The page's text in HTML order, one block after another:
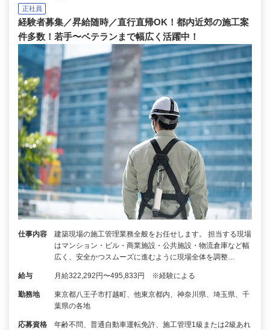
正社員
経験者募集／昇給随時／直行直帰OK！都内近郊の施工案
件多数！若手〜ベテランまで幅広く活躍中！
仕事内容
建築現場の施工管理業務全般をお任せします。 担当する現場
はマンション・ビル・商業施設・公共施設・物流倉庫など幅
広く、安全かつスムーズに進むように現場全体を調整…
給与 月給322,292円〜495,833円 ※経験による
勤務地
東京都八王子市打越町、他東京都内、神奈川県、埼玉県、千
葉県の各地
応募資格
年齢不問、普通自動車運転免許、施工管理1級または2級あれ